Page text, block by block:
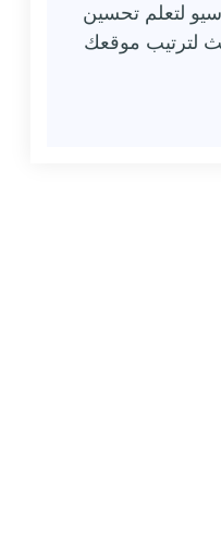
لتعلم تحسين
لترتيب موقعك